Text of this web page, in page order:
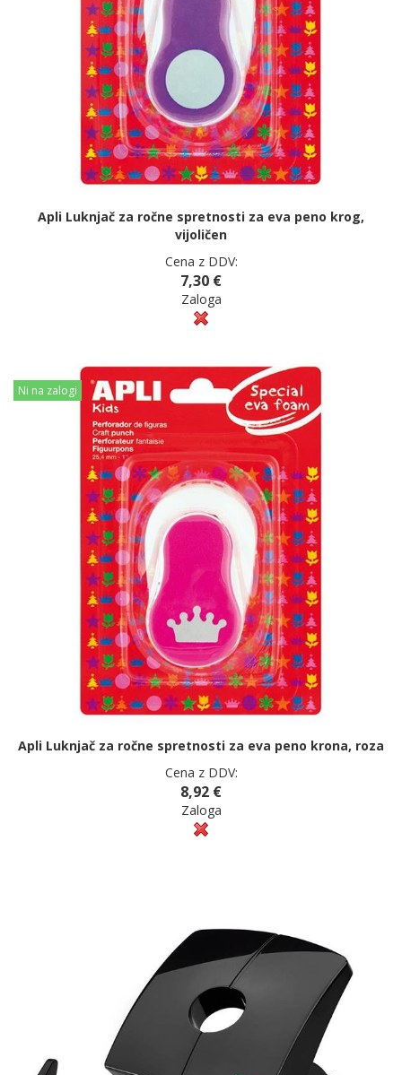
Apli Luknjač za ročne spretnosti za eva peno krog,
vijoličen
Cena z DDV:
7,30 €
Zaloga
Ni na zalogi
Apli Luknjač za ročne spretnosti za eva peno krona, roza
Cena z DDV:
8,92 €
Zaloga